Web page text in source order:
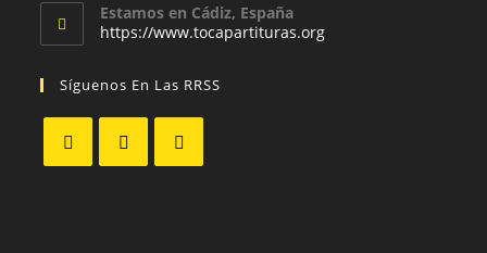
Estamos en Cádiz, España
https://www.tocapartituras.org
Síguenos En Las RRSS